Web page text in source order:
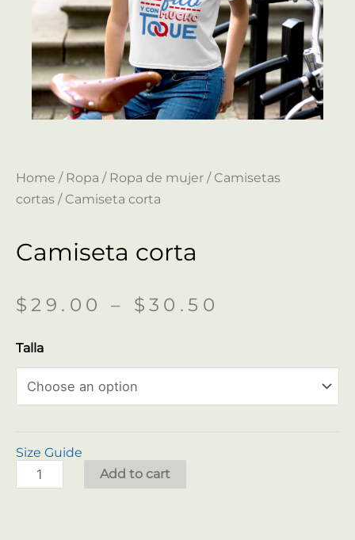
Home / Ropa / Ropa de mujer / Camisetas
cortas / Camiseta corta
Camiseta corta
$ 29.00 – $30.50
Talla
Size Guide
Add to cart